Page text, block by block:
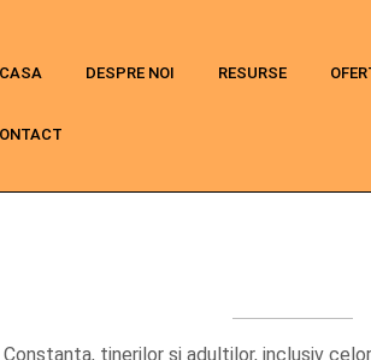
DESPRE NOI RESURSE
tinerilor si adultilor, inclusiv